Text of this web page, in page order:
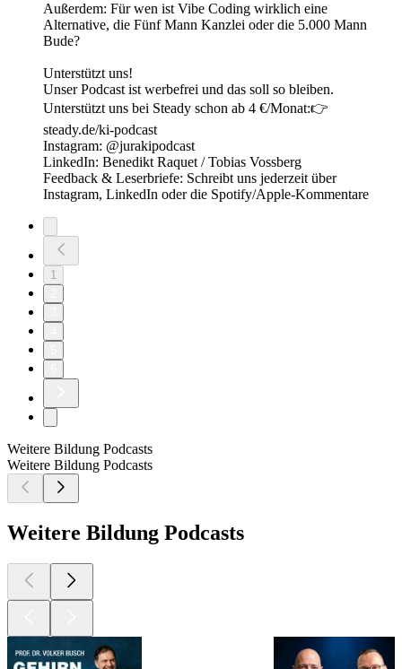
Außerdem: Für wen ist Vibe Coding wirklich eine
Alternative, die Fünf Mann Kanzlei oder die 5.000 Mann
Bude?
Unterstützt uns!
Unser Podcast ist werbefrei und das soll so bleiben.
Unterstützt uns bei Steady schon ab 4 €/Monat:👉
steady.de/ki-podcast
Instagram: @jurakipodcast
LinkedIn: Benedikt Raquet / Tobias Vossberg
Feedback & Leserbriefe: Schreibt uns jederzeit über
Instagram, LinkedIn oder die Spotify/Apple-Kommentare
1
Weitere Bildung Podcasts
Weitere Bildung Podcasts
Weitere Bildung Podcasts